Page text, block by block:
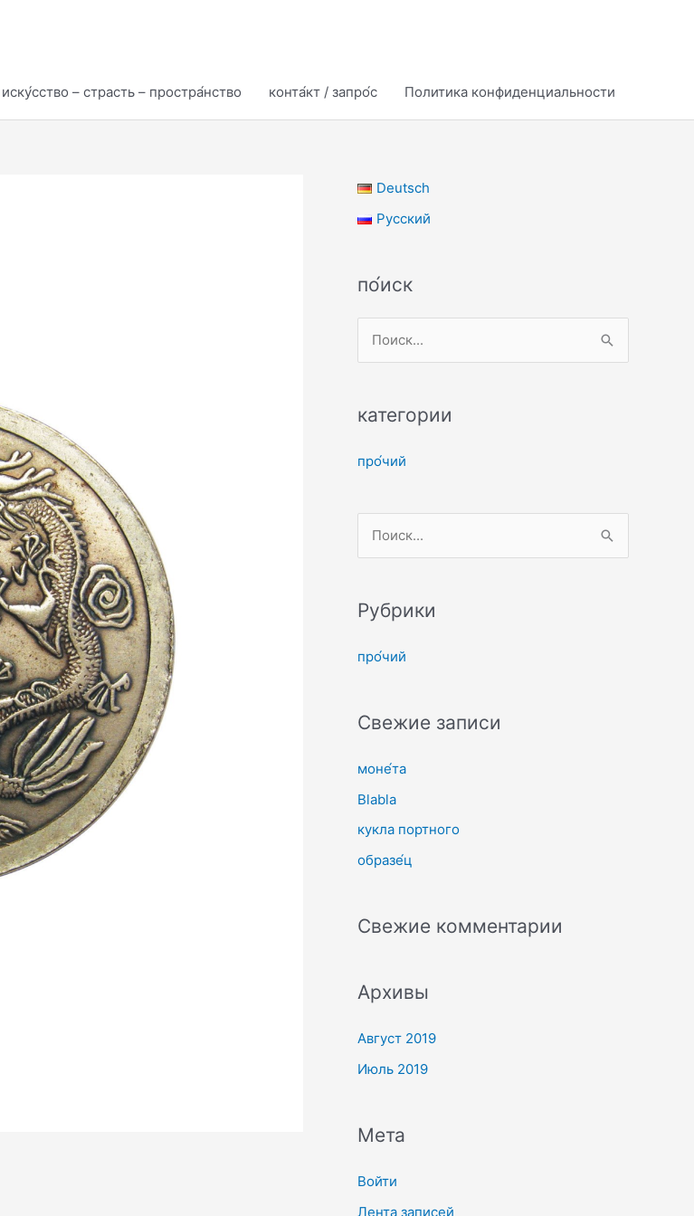
иску́сство – страсть – простра́нство конта́кт / запро́с Политика конфиденциальности
Deutsch
Русский
по́иск
с
:
категории
про́чий
с
:
Рубрики
про́чий
Свежие записи
моне́та
Blabla
кукла портного
образе́ц
Свежие комментарии
Архивы
Август 2019
Июль 2019
Мета
Войти
Лента записей